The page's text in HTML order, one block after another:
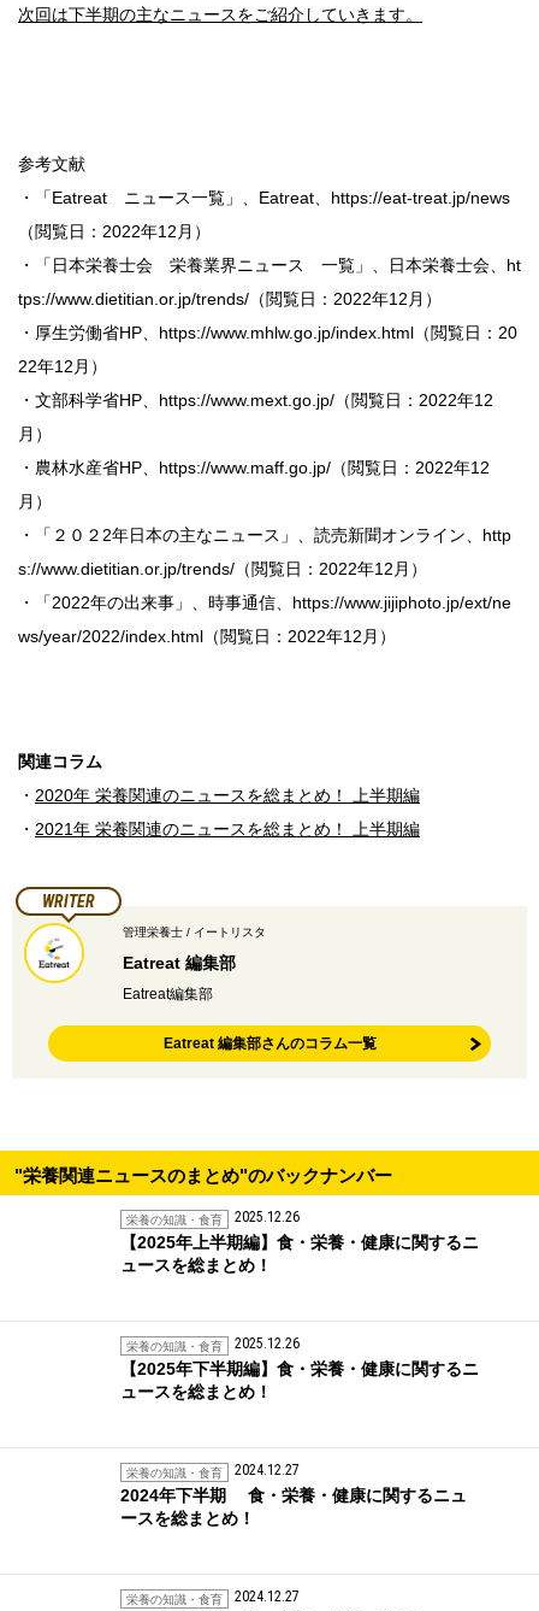
次回は下半期の主なニュースをご紹介していきます。
参考文献
・「Eatreat ニュース一覧」、Eatreat、https://eat-treat.jp/news
（閲覧日：2022年12月）
・「日本栄養士会 栄養業界ニュース 一覧」、日本栄養士会、ht
tps://www.dietitian.or.jp/trends/（閲覧日：2022年12月）
・厚生労働省HP、https://www.mhlw.go.jp/index.html（閲覧日：20
22年12月）
・文部科学省HP、https://www.mext.go.jp/（閲覧日：2022年12
月）
・農林水産省HP、https://www.maff.go.jp/（閲覧日：2022年12
月）
・「２０２2年日本の主なニュース」、読売新聞オンライン、http
s://www.dietitian.or.jp/trends/（閲覧日：2022年12月）
・「2022年の出来事」、時事通信、https://www.jijiphoto.jp/ext/ne
ws/year/2022/index.html（閲覧日：2022年12月）
関連コラム
・ 2020年 栄養関連のニュースを総まとめ！ 上半期編
・ 2021年 栄養関連のニュースを総まとめ！ 上半期編
WRITER
管理栄養士 / イートリスタ
Eatreat 編集部
Eatreat編集部
Eatreat 編集部さんのコラム一覧
"栄養関連ニュースのまとめ"のバックナンバー
栄養の知識・食育 2025.12.26
【2025年上半期編】食・栄養・健康に関するニ
ュースを総まとめ！
栄養の知識・食育 2025.12.26
【2025年下半期編】食・栄養・健康に関するニ
ュースを総まとめ！
栄養の知識・食育 2024.12.27
2024年下半期 食・栄養・健康に関するニュ
ースを総まとめ！
栄養の知識・食育 2024.12.27